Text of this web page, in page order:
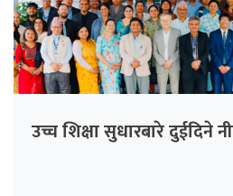
उच्च शिक्षा सुधारबारे दुईदिने